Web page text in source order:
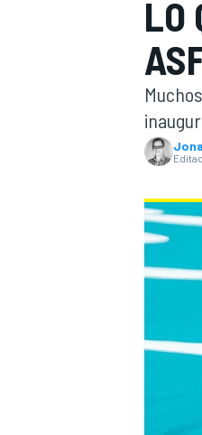
INDYCAR
LO